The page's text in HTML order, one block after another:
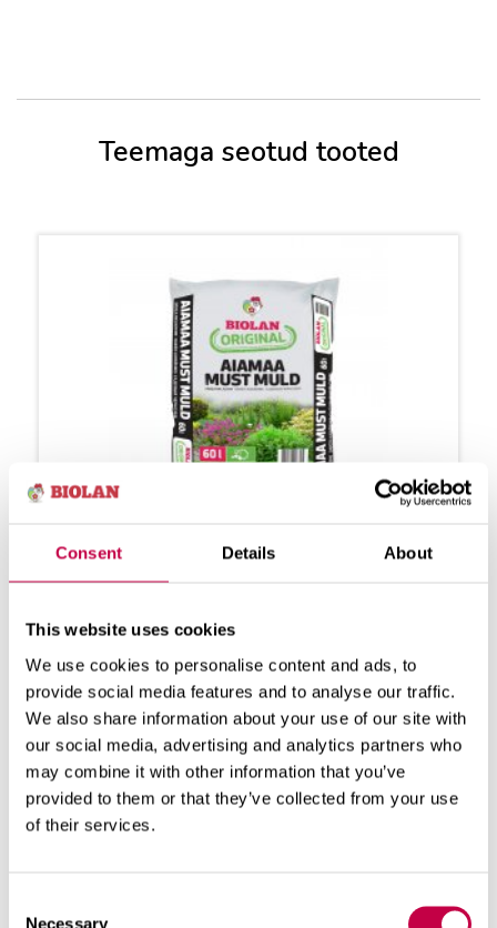
Consent Details About
This website uses cookies
We use cookies to personalise content and ads, to
provide social media features and to analyse our traffic.
We also share information about your use of our site with
our social media, advertising and analytics partners who
may combine it with other information that you’ve
provided to them or that they’ve collected from your use
of their services.
Necessary
Teemaga seotud tooted
BIO­LAN AI­A­MAA MUST MULD
ja lub­ja­tud mul­la­se­gu har­ras­tusaed­ni­
ke­le. Mul­las si­sal­du­vad...
VAADAKE ROHKEM